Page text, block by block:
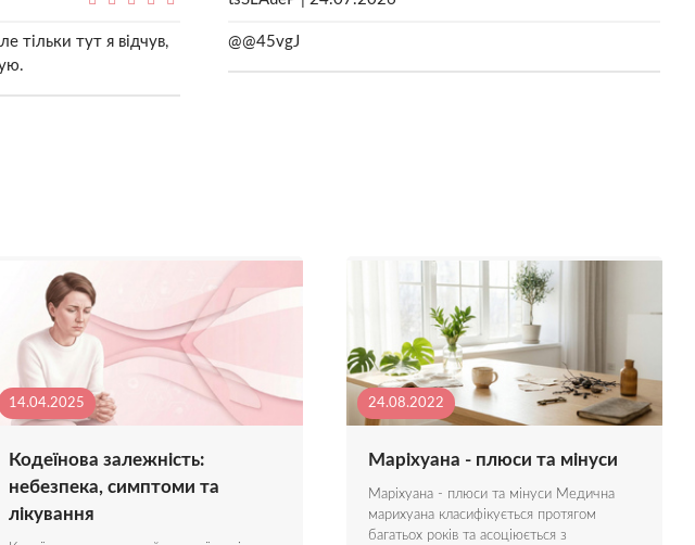
тільки тут я відчув,
@@45vgJ
14.04.2025
Кодеїнова залежність:
небезпека, симптоми та
лікування
24.08.2022
Маріхуана - плюси та мінуси
Маріхуана - плюси та мінуси Медична
марихуана класифікується протягом
багатьох років та асоціюється з